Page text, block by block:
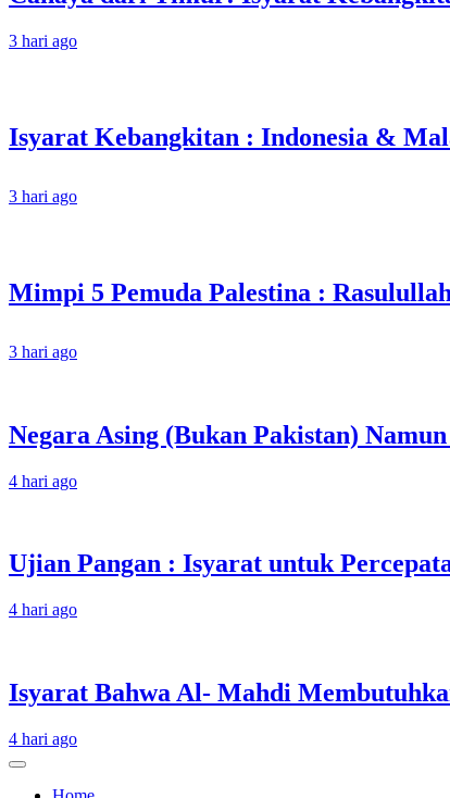
3 hari ago
3 hari ago
3 hari ago
Negara Asing (Bukan Pakistan)
4 hari ago
Ujian Pangan : Isyarat untuk
4 hari ago
Isyarat Bahwa Al- Mahdi
4 hari ago